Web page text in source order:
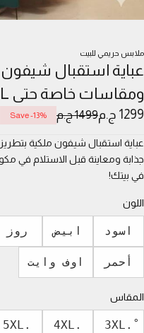
ملابس حريمي للبيت
عباية استقبال شيفون
ومقاسات خاصة حتى 5XL
1299 ج.م 1499 ج.م Save -13%
جذابة ومعاينة قبل الاستلام في
في بيتك!
اللون
Choose a size
اسود ابيض روز
أحمر اوف وايت
المقاس
Choose a size
ْ.3XL .4XL
.5XL